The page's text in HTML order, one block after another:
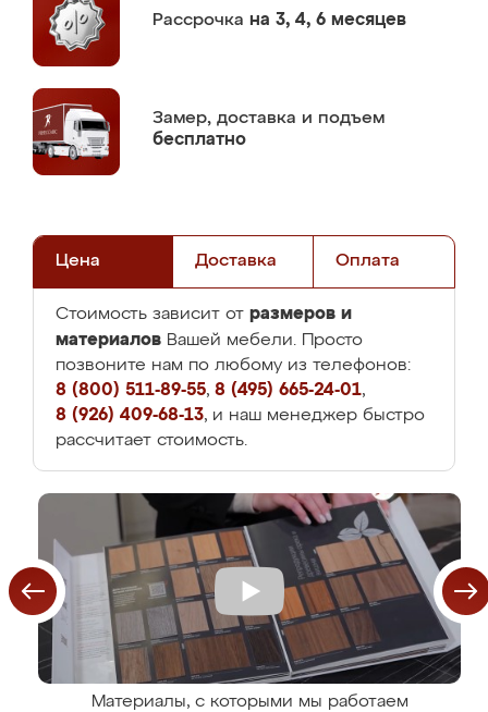
Рассрочка на 3, 4, 6 месяцев
Замер, доставка и подъем
бесплатно
Цена Доставка Оплата
Стоимость зависит от размеров и
материалов Вашей мебели. Просто
позвоните нам по любому из телефонов:
8 (800) 511-89-55, 8 (495) 665-24-01,
8 (926) 409-68-13, и наш менеджер быстро
рассчитает стоимость.
Материалы, с которыми мы работаем